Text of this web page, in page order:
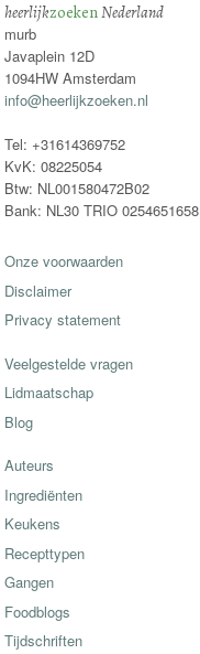
heerlijkzoekenNederland
murb
Javaplein 12D
1094HW Amsterdam
info@heerlijkzoeken.nl
Tel: +31614369752
KvK: 08225054
Btw: NL001580472B02
Bank: NL30 TRIO 0254651658
Onze voorwaarden
Disclaimer
Privacy statement
Veelgestelde vragen
Lidmaatschap
Blog
Auteurs
Ingrediënten
Keukens
Recepttypen
Gangen
Foodblogs
Tijdschriften